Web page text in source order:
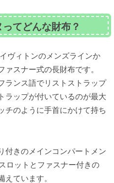
てどんな財布？
ヴィトンのメンズラインか
ァスナー式の長財布です。
ランス語でリストストラップ
ラップが付いているのが最大
チのように手首にかけて持ち
付きのメインコンパートメン
ロットとファスナー付きの
えています。